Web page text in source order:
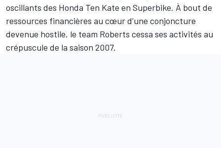
oscillants des Honda Ten Kate en Superbike. À bout de
ressources financières au cœur d’une conjoncture
devenue hostile, le team Roberts cessa ses activités au
crépuscule de la saison 2007.